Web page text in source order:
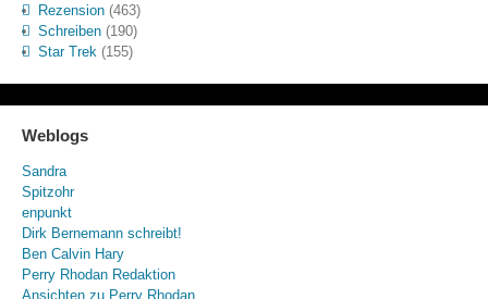
Rezension(463)
Schreiben(190)
Star Trek(155)
Weblogs
Sandra
Spitzohr
enpunkt
Dirk Bernemann schreibt!
Ben Calvin Hary
Perry Rhodan Redaktion
Ansichten zu Perry Rhodan